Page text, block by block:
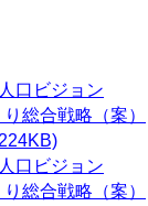
口ビジョン
総合戦略（案）
口ビジョン
総合戦略（案）